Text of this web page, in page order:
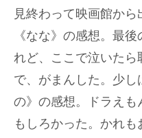
見終わって映画館か
《なな》の感想。最
れど、ここで泣いた
で、がまんした。少
の》の感想。ドラえ
もしろかった。かれ